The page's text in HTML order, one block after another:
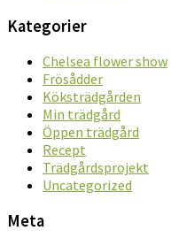
Kategorier
Chelsea flower show
Frösådder
Köksträdgården
Min trädgård
Öppen trädgård
Recept
Trädgårdsprojekt
Uncategorized
Meta